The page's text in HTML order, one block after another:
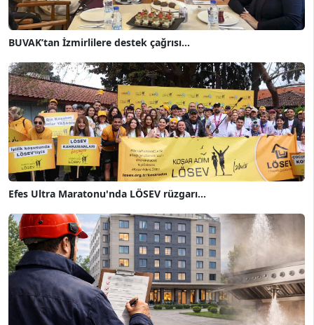
BUVAK’tan İzmirlilere destek çağrısı...
Efes Ultra Maratonu'nda LÖSEV rüzgarı...